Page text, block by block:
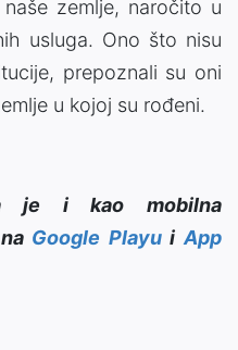
zemlje, naročito u
usluga. Ono što nisu
prepoznali su oni
u kojoj su rođeni.
je i kao mobilna
Google PlayuiApp